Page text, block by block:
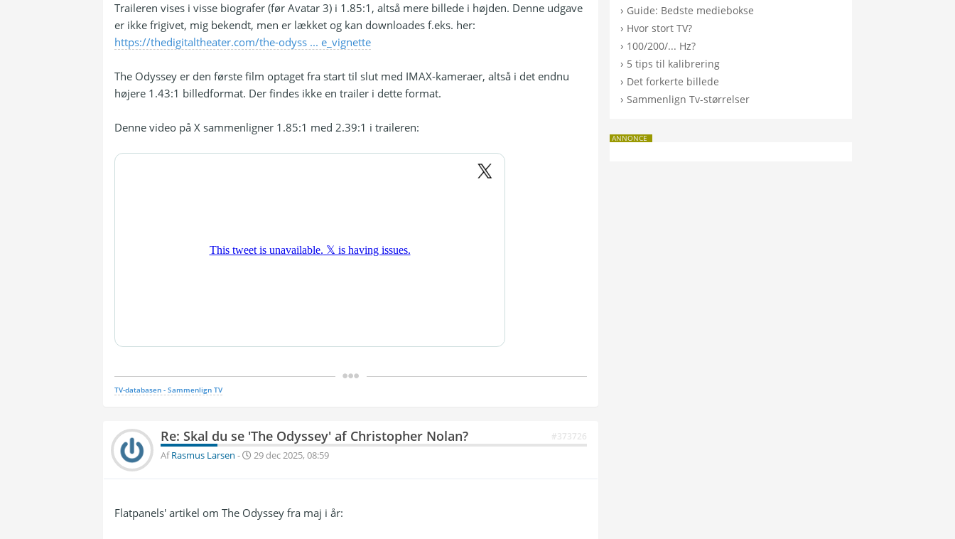
Traileren vises i visse biografer (før Avatar 3) i 1.85:1, altså mere billede i højden. Denne udgave
er ikke frigivet, mig bekendt, men er lækket og kan downloades f.eks. her:
https://thedigitaltheater.com/the-odyss ... e_vignette
The Odyssey er den første film optaget fra start til slut med IMAX-kameraer, altså i det endnu
højere 1.43:1 billedformat. Der findes ikke en trailer i dette format.
Denne video på X sammenligner 1.85:1 med 2.39:1 i traileren:
TV-databasen - Sammenlign TV
Re: Skal du se 'The Odyssey' af Christopher Nolan? #373726
AfRasmus Larsen - 29 dec 2025, 08:59
Flatpanels' artikel om The Odyssey fra maj i år:
› Guide: Bedste mediebokse
› Hvor stort TV?
› 100/200/... Hz?
› 5 tips til kalibrering
› Det forkerte billede
›Sammenlign Tv-størrelser
ANNONCE